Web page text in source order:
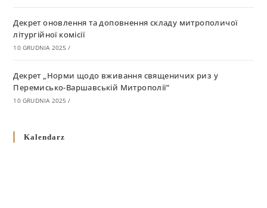
Декрет оновлення та доповнення складу митрополичої
літургійної комісії
10 GRUDNIA 2025 /
Декрет „Норми щодо вживання священичих риз у
Перемисько-Варшавській Митрополії”
10 GRUDNIA 2025 /
григоріанським календарем
Kalendarz